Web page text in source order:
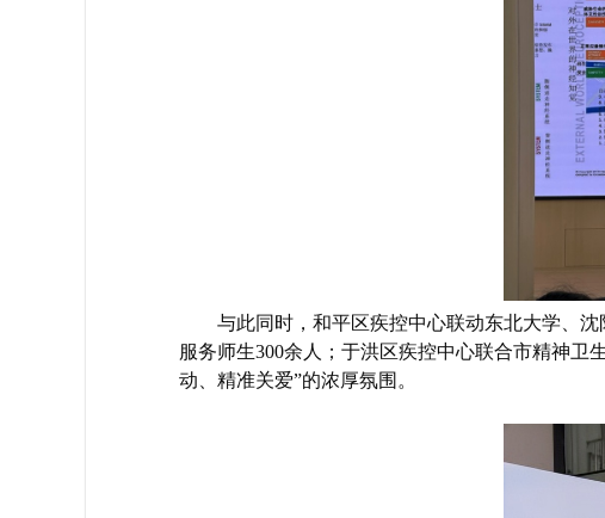
与此同时，和平区疾控中心联动东北大学、
服务师生300余人；于洪区疾控中心联合市精神卫
动、精准关爱”的浓厚氛围。